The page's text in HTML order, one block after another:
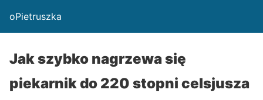
oPietruszka
Jak szybko nagrzewa się
piekarnik do 220 stopni celsjusza